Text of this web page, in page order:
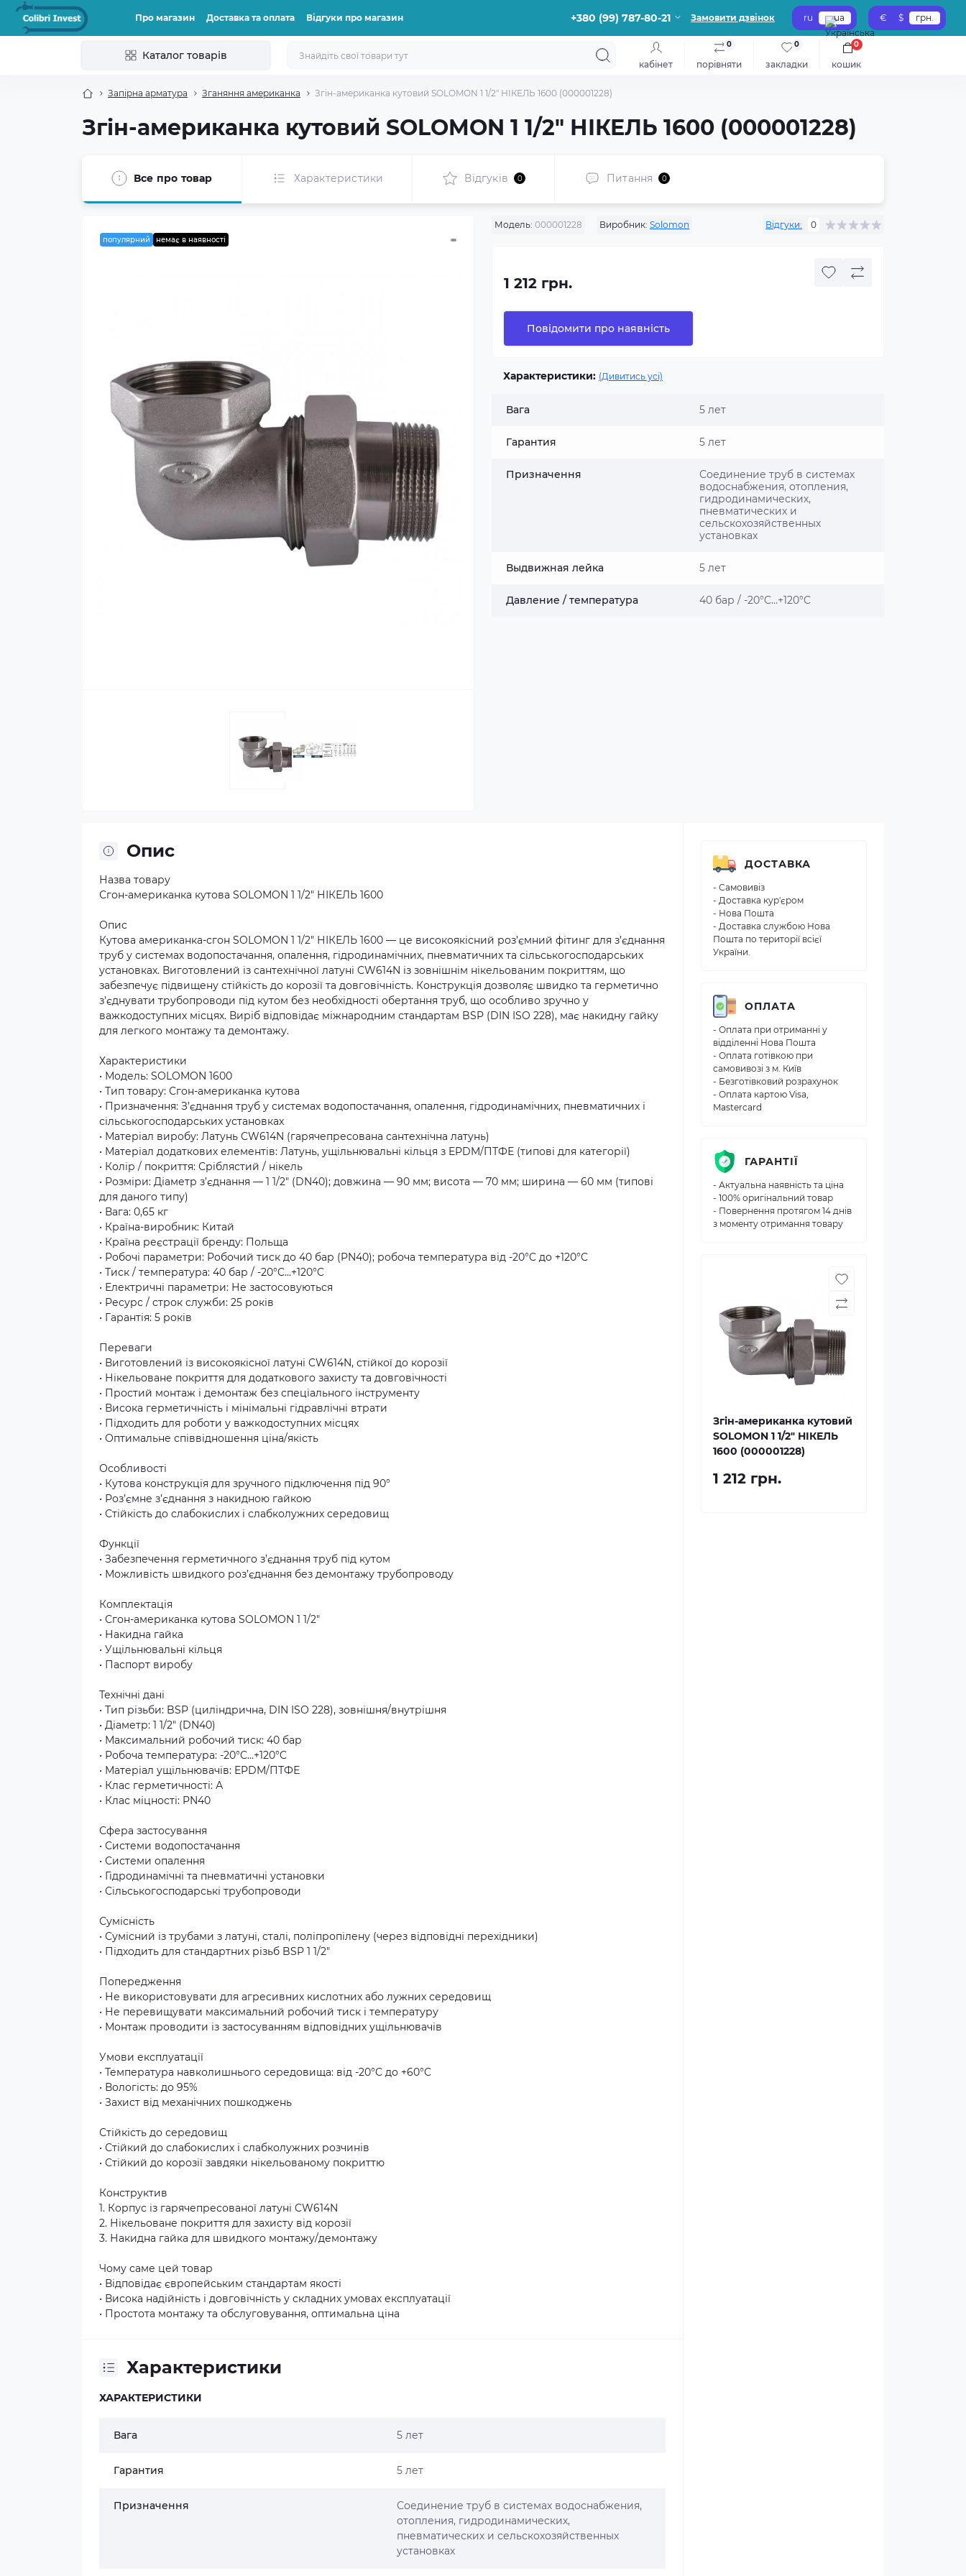
Про магазин Доставка та оплата Відгуки про магазин +380 (99) 787-80-21 Замовити дзвінок ru ua € $ грн.
Каталог товарів
кабінет порівняти
0
закладки
0
кошик
0
Запірна арматура Зганяння американка Згін-американка кутовий SOLOMON 1 1/2″ НІКЕЛЬ 1600 (000001228)
Згін-американка кутовий SOLOMON 1 1/2″ НІКЕЛЬ 1600 (000001228)
Все про товар Характеристики Відгуків 0 Питання 0
популярний немає в наявності
Модель: 000001228 Виробник: Solomon Відгуки: 0
1 212 грн.
Повідомити про наявність
Характеристики: (Дивитись усі)
Вага 5 лет
Гарантия 5 лет
Призначення
Соединение труб в системах
водоснабжения, отопления,
гидродинамических,
пневматических и
сельскохозяйственных
установках
Выдвижная лейка 5 лет
Давление / температура 40 бар / -20°C…+120°C
Опис
Назва товару
Сгон-американка кутова SOLOMON 1 1/2″ НІКЕЛЬ 1600
Опис
Кутова американка-сгон SOLOMON 1 1/2″ НІКЕЛЬ 1600 — це високоякісний роз’ємний фітинг для з’єднання
труб у системах водопостачання, опалення, гідродинамічних, пневматичних та сільськогосподарських
установках. Виготовлений із сантехнічної латуні CW614N із зовнішнім нікельованим покриттям, що
забезпечує підвищену стійкість до корозії та довговічність. Конструкція дозволяє швидко та герметично
з’єднувати трубопроводи під кутом без необхідності обертання труб, що особливо зручно у
важкодоступних місцях. Виріб відповідає міжнародним стандартам BSP (DIN ISO 228), має накидну гайку
для легкого монтажу та демонтажу.
Характеристики
• Модель: SOLOMON 1600
• Тип товару: Сгон-американка кутова
• Призначення: З’єднання труб у системах водопостачання, опалення, гідродинамічних, пневматичних і
сільськогосподарських установках
• Матеріал виробу: Латунь CW614N (гарячепресована сантехнічна латунь)
• Матеріал додаткових елементів: Латунь, ущільнювальні кільця з EPDM/ПТФЕ (типові для категорії)
• Колір / покриття: Сріблястий / нікель
• Розміри: Діаметр з’єднання — 1 1/2″ (DN40); довжина — 90 мм; висота — 70 мм; ширина — 60 мм (типові
для даного типу)
• Вага: 0,65 кг
• Країна-виробник: Китай
• Країна реєстрації бренду: Польща
• Робочі параметри: Робочий тиск до 40 бар (PN40); робоча температура від -20°C до +120°C
• Тиск / температура: 40 бар / -20°C…+120°C
• Електричні параметри: Не застосовуються
• Ресурс / строк служби: 25 років
• Гарантія: 5 років
Переваги
• Виготовлений із високоякісної латуні CW614N, стійкої до корозії
• Нікельоване покриття для додаткового захисту та довговічності
• Простий монтаж і демонтаж без спеціального інструменту
• Висока герметичність і мінімальні гідравлічні втрати
• Підходить для роботи у важкодоступних місцях
• Оптимальне співвідношення ціна/якість
Особливості
• Кутова конструкція для зручного підключення під 90°
• Роз’ємне з’єднання з накидною гайкою
• Стійкість до слабокислих і слабколужних середовищ
Функції
• Забезпечення герметичного з’єднання труб під кутом
• Можливість швидкого роз’єднання без демонтажу трубопроводу
Комплектація
• Сгон-американка кутова SOLOMON 1 1/2″
• Накидна гайка
• Ущільнювальні кільця
• Паспорт виробу
Технічні дані
• Тип різьби: BSP (циліндрична, DIN ISO 228), зовнішня/внутрішня
• Діаметр: 1 1/2″ (DN40)
• Максимальний робочий тиск: 40 бар
• Робоча температура: -20°C…+120°C
• Матеріал ущільнювачів: EPDM/ПТФЕ
• Клас герметичності: А
• Клас міцності: PN40
Сфера застосування
• Системи водопостачання
• Системи опалення
• Гідродинамічні та пневматичні установки
• Сільськогосподарські трубопроводи
Сумісність
• Сумісний із трубами з латуні, сталі, поліпропілену (через відповідні перехідники)
• Підходить для стандартних різьб BSP 1 1/2″
Попередження
• Не використовувати для агресивних кислотних або лужних середовищ
• Не перевищувати максимальний робочий тиск і температуру
• Монтаж проводити із застосуванням відповідних ущільнювачів
Умови експлуатації
• Температура навколишнього середовища: від -20°C до +60°C
• Вологість: до 95%
• Захист від механічних пошкоджень
Стійкість до середовищ
• Стійкий до слабокислих і слабколужних розчинів
• Стійкий до корозії завдяки нікельованому покриттю
Конструктив
1. Корпус із гарячепресованої латуні CW614N
2. Нікельоване покриття для захисту від корозії
3. Накидна гайка для швидкого монтажу/демонтажу
Чому саме цей товар
• Відповідає європейським стандартам якості
• Висока надійність і довговічність у складних умовах експлуатації
• Простота монтажу та обслуговування, оптимальна ціна
Характеристики
ХАРАКТЕРИСТИКИ
Вага 5 лет
Гарантия 5 лет
Призначення
Соединение труб в системах водоснабжения,
отопления, гидродинамических,
пневматических и сельскохозяйственных
установках
ДОСТАВКА
- Самовивіз
- Доставка кур'єром
- Нова Пошта
- Доставка службою Нова
Пошта по території всієї
України.
ОПЛАТА
- Оплата при отриманні у
відділенні Нова Пошта
- Оплата готівкою при
самовивозі з м. Київ
- Безготівковий розрахунок
- Оплата картою Visa,
Mastercard
ГАРАНТІЇ
- Актуальна наявність та ціна
- 100% оригінальний товар
- Повернення протягом 14 днів
з моменту отримання товару
Згін-американка кутовий
SOLOMON 1 1/2″ НІКЕЛЬ
1600 (000001228)
1 212 грн.